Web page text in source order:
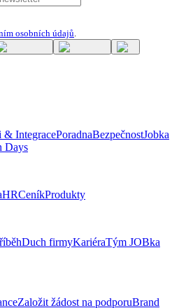
osobních údajů
& IntegracePoradnaBezpečnostJobka
Days
HRCeníkProdukty
Duch firmyKariéraTým JOBka
Založit žádost na podporuBrand